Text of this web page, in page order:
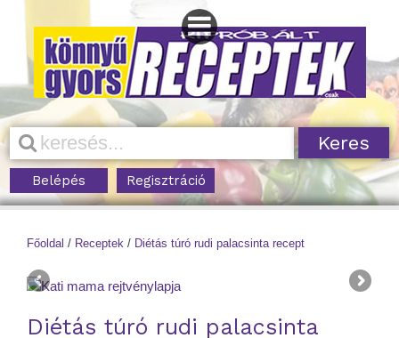
Belépés Regisztráció
Főoldal / Receptek / Diétás túró rudi palacsinta recept
Diétás túró rudi palacsinta